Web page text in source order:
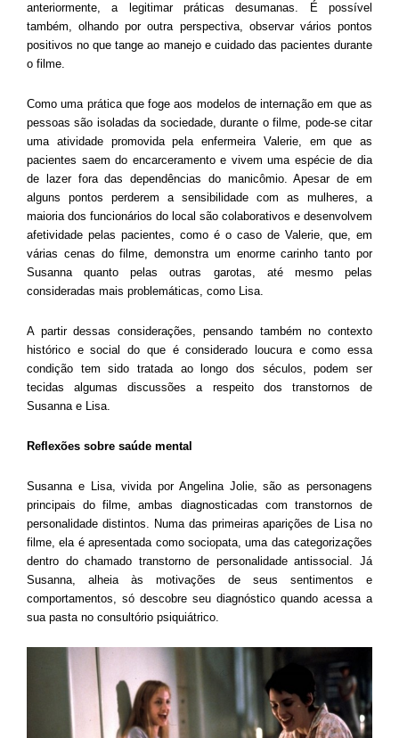
anteriormente, a legitimar práticas desumanas. É possível
também, olhando por outra perspectiva, observar vários pontos
positivos no que tange ao manejo e cuidado das pacientes durante
o filme.
Como uma prática que foge aos modelos de internação em que as
pessoas são isoladas da sociedade, durante o filme, pode-se citar
uma atividade promovida pela enfermeira Valerie, em que as
pacientes saem do encarceramento e vivem uma espécie de dia
de lazer fora das dependências do manicômio. Apesar de em
alguns pontos perderem a sensibilidade com as mulheres, a
maioria dos funcionários do local são colaborativos e desenvolvem
afetividade pelas pacientes, como é o caso de Valerie, que, em
várias cenas do filme, demonstra um enorme carinho tanto por
Susanna quanto pelas outras garotas, até mesmo pelas
consideradas mais problemáticas, como Lisa.
A partir dessas considerações, pensando também no contexto
histórico e social do que é considerado loucura e como essa
condição tem sido tratada ao longo dos séculos, podem ser
tecidas algumas discussões a respeito dos transtornos de
Susanna e Lisa.
Reflexões sobre saúde mental
Susanna e Lisa, vivida por Angelina Jolie, são as personagens
principais do filme, ambas diagnosticadas com transtornos de
personalidade distintos. Numa das primeiras aparições de Lisa no
filme, ela é apresentada como sociopata, uma das categorizações
dentro do chamado transtorno de personalidade antissocial. Já
Susanna, alheia às motivações de seus sentimentos e
comportamentos, só descobre seu diagnóstico quando acessa a
sua pasta no consultório psiquiátrico.